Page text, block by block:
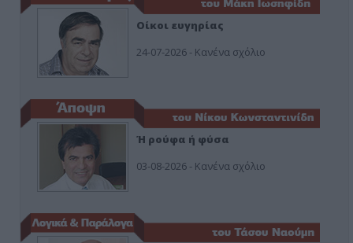
Οίκοι ευγηρίας
24-07-2026 - Κανένα σχόλιο
Ή ρούφα ή φύσα
03-08-2026 - Κανένα σχόλιο